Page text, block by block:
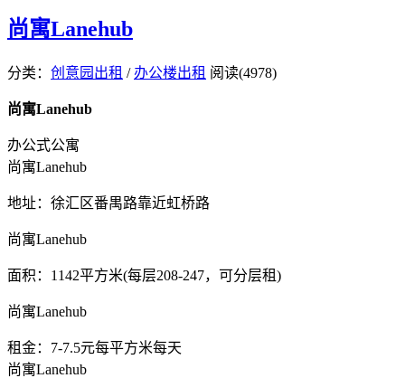
尚寓Lanehub
分类： 创意园出租 / 办公楼出租 阅读(4978)
尚寓Lanehub
办公式公寓
尚寓Lanehub
地址：徐汇区番禺路靠近虹桥路
尚寓Lanehub
面积：1142平方米(每层208-247，可分层租)
尚寓Lanehub
租金：7-7.5元每平方米每天
尚寓Lanehub